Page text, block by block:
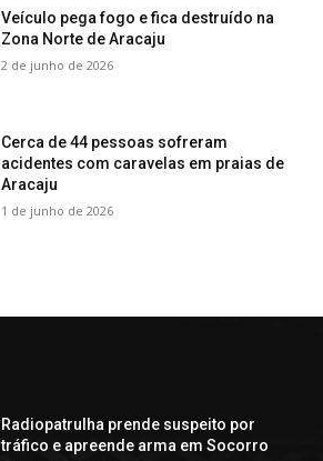
Veículo pega fogo e fica destruído na
Zona Norte de Aracaju
2 de junho de 2026
Cerca de 44 pessoas sofreram
acidentes com caravelas em praias de
Aracaju
1 de junho de 2026
Radiopatrulha prende suspeito por
tráfico e apreende arma em Socorro